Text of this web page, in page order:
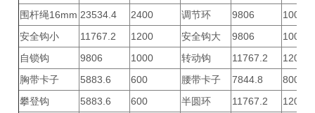
围杆绳16mm 23534.4 2400 调节环 9806
1000
安全钩小
11767.2 1200 安全钩大 9806
1000
自锁钩
9806 1000 转动钩 11767.2
1200
胸带卡子
5883.6 600 腰带卡子 7844.8
800
攀登钩
5883.6 600 半圆环 11767.2
1200